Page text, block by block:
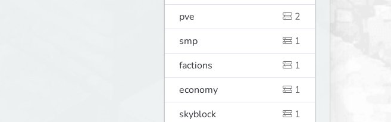
pve
2
smp
1
factions
1
economy
1
skyblock
1